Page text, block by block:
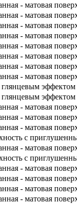
- матовая
- матовая
- матовая
- матовая
- матовая
- матовая
- матовая
- матовая
эффектом
эффектом
- матовая
- матовая
- матовая
с
- матовая
с
- матовая
- матовая
- матовая
- матовая